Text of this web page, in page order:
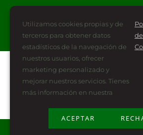
Plan de Recuperación,
financiado por la Unión Europea -
Utilizamos cookies propias y de
terceros para obtener datos
estadísticos de la navegación de
nuestros usuarios, ofrecer
marketing personalizado y
mejorar nuestros servicios. Tienes
más información en nuestra
de
ACEPTAR